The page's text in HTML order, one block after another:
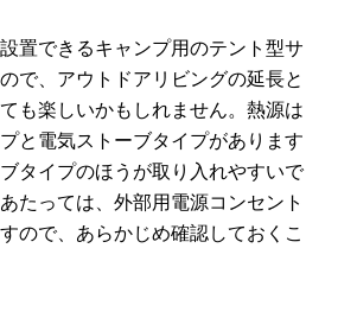
置できるキャンプ用のテント型サ
で、アウトドアリビングの延長と
も楽しいかもしれません。熱源は
と電気ストーブタイプがあります
タイプのほうが取り入れやすいで
たっては、外部用電源コンセント
ので、あらかじめ確認しておくこ